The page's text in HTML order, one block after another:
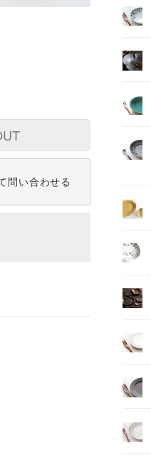
問い合わせる